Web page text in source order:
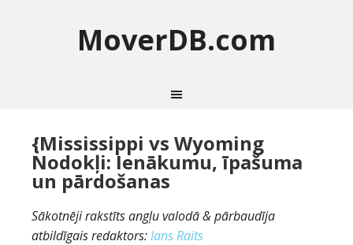
MoverDB.com
{Mississippi vs Wyoming
Nodokļi: Ienākumu, īpašuma
un pārdošanas
Sākotnēji rakstīts angļu valodā & pārbaudīja
atbildīgais redaktors:Ians Raits